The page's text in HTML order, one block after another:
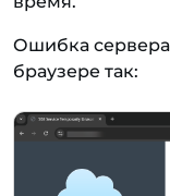
Ошибка сервера
браузере так: